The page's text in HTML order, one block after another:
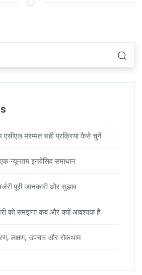
एसीएल मरम्मत सही प्रक्रिया कैसे चुनें
न्यूनतम इनवेसिव समाधान
पूरी जानकारी और सुझाव
को समझना कब और क्यों आवश्यक है
लक्षण, उपचार और रोकथाम